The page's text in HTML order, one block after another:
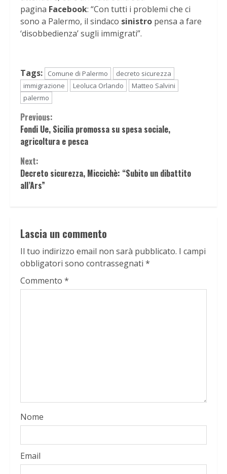
pagina Facebook: “Con tutti i problemi che ci
sono a Palermo, il sindaco sinistro pensa a fare
‘disobbedienza’ sugli immigrati”.
Tags: Comune di Palermo
decreto sicurezza
immigrazione
Leoluca Orlando
Matteo Salvini
palermo
Continue
Reading
Previous:
Fondi Ue, Sicilia promossa su spesa sociale,
agricoltura e pesca
Next:
Decreto sicurezza, Miccichè: “Subito un dibattito
all’Ars”
Lascia un commento
Il tuo indirizzo email non sarà pubblicato. I campi
obbligatori sono contrassegnati *
Commento *
Nome
Email